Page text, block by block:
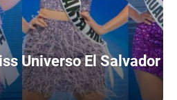
Universo El Salvador